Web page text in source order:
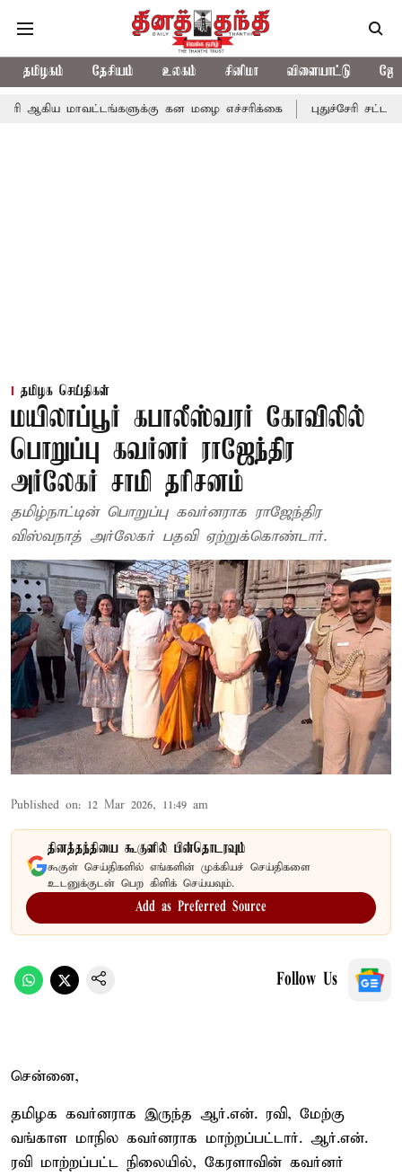
தமிழகம் தேசியம் உலகம் சினிமா விளையாட்டு
கன மழை எச்சரிக்கை புதுச்சேரி சட்டசபையில்
தமிழக செய்திகள்
மயிலாப்பூர் கபாலீஸ்வரர் கோவிலில்
பொறுப்பு கவர்னர் ராஜேந்திர
அர்லேகர் சாமி தரிசனம்
தமிழ்நாட்டின் பொறுப்பு கவர்னராக ராஜேந்திர
விஸ்வநாத் அர்லேகர் பதவி ஏற்றுக்கொண்டார்.
Published on: 12 Mar 2026, 11:49 am
தினத்தந்தியை கூகுளில் பின்தொடரவும்
கூகுள் செய்திகளில் எங்களின் முக்கியச் செய்திகளை
உடனுக்குடன் பெற கிளிக் செய்யவும்.
Add as Preferred Source
Follow Us
சென்னை,
தமிழக கவர்னராக இருந்த ஆர்.என். ரவி, மேற்கு
வங்காள மாநில கவர்னராக மாற்றப்பட்டார். ஆர்.என்.
ரவி மாற்றப்பட்ட நிலையில், கேரளாவின் கவர்னர்